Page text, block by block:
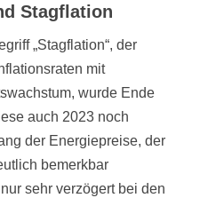
Stagflation
„Stagflation“, der
mit
wurde Ende
auch 2023 noch
der Energiepreise, der
bemerkbar
sehr verzögert bei den